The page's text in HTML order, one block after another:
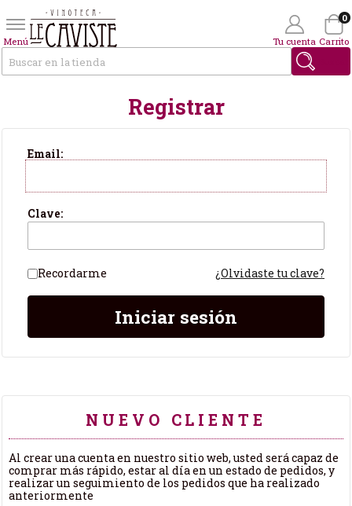
Menú Tu cuenta
Wishlist
Carrito
0
Registrar
Soy Cliente
Email:
Clave:
Recordarme ¿Olvidaste tu clave?
Iniciar sesión
NUEVO CLIENTE
Al crear una cuenta en nuestro sitio web, usted será capaz de
comprar más rápido, estar al día en un estado de pedidos, y
realizar un seguimiento de los pedidos que ha realizado
anteriormente